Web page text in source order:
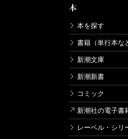
本
本を探す
書籍（単行本な
新潮文庫
新潮新書
コミック
新潮社の電子書
レーベル・シリ